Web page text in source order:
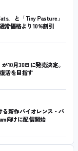
」と「Tiny Pasture」
常価格より10%割引
10月30日に発売決定。
活を目指す
新作バイオレンス・パ
向けに配信開始